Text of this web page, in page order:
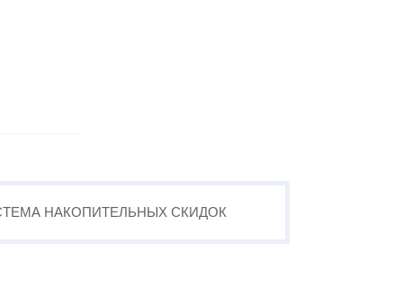
НАКОПИТЕЛЬНЫХ СКИДОК